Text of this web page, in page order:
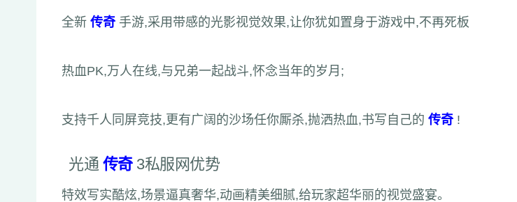
全新 传奇 手游,采用带感的光影视觉效果,让你犹如置身于游戏中,不再死板
热血PK,万人在线,与兄弟一起战斗,怀念当年的岁月;
支持千人同屏竞技,更有广阔的沙场任你厮杀,抛洒热血,书写自己的 传奇 !
光通 传奇 3私服网优势
特效写实酷炫,场景逼真奢华,动画精美细腻,给玩家超华丽的视觉盛宴。